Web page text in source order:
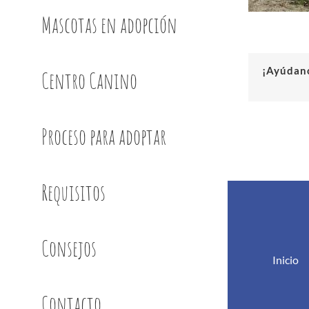
Mascotas en adopción
Centro Canino
Proceso para adoptar
Requisitos
Consejos
Inicio